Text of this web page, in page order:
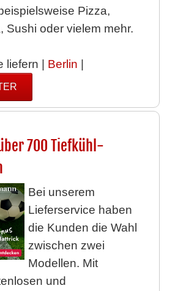
Pizza,
Sushi oder vielem mehr.
liefern | Berlin |
700 Tiefkühl-
Bei unserem
Lieferservice haben
die Kunden die Wahl
zwischen zwei
Modellen. Mit
und